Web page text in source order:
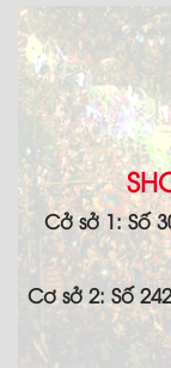
Cở sở 1: Số
Cơ sở 2: Số